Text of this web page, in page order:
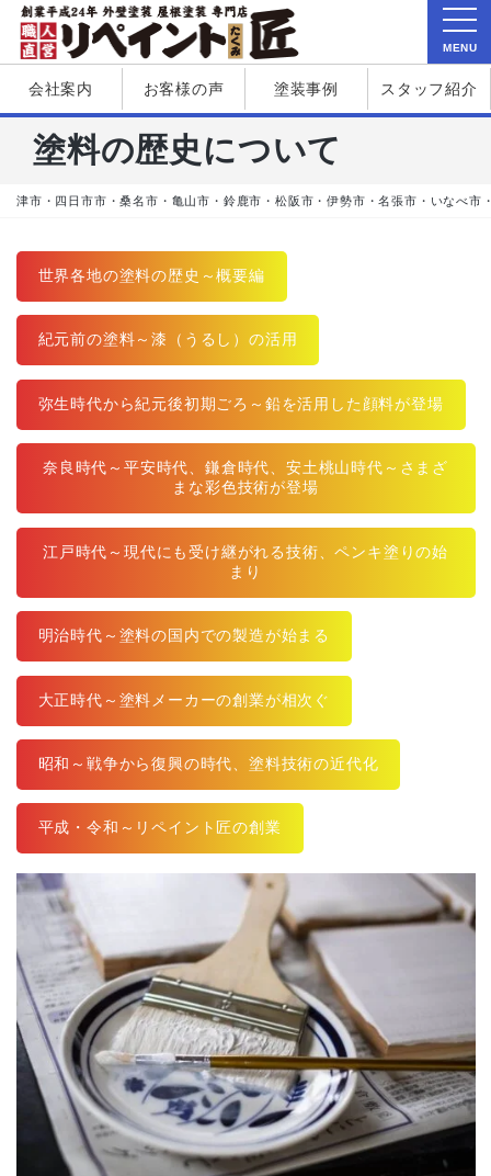
会社案内 お客様の声 塗装事例 スタッフ紹介
塗料の歴史について
津市・四日市市・桑名市・亀山市・鈴鹿市・松阪市・伊勢市・名張市・いなべ市
世界各地の塗料の歴史～概要編
紀元前の塗料～漆（うるし）の活用
弥生時代から紀元後初期ごろ～鉛を活用した顔料が登場
奈良時代～平安時代、鎌倉時代、安土桃山時代～さまざ
まな彩色技術が登場
江戸時代～現代にも受け継がれる技術、ペンキ塗りの始
まり
明治時代～塗料の国内での製造が始まる
大正時代～塗料メーカーの創業が相次ぐ
昭和～戦争から復興の時代、塗料技術の近代化
平成・令和～リペイント匠の創業
MENU